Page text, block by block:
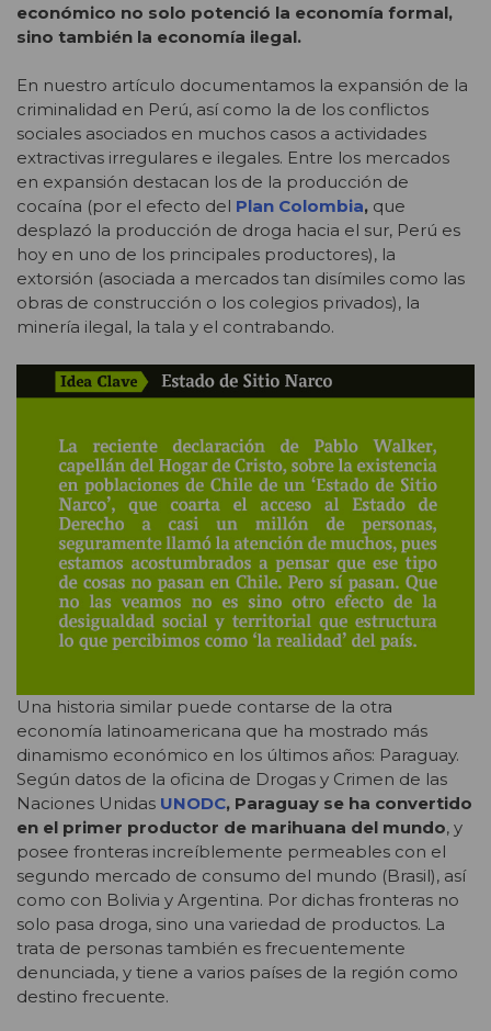
económico no solo potenció la economía formal,
sino también la economía ilegal.
En nuestro artículo documentamos la expansión de la
criminalidad en Perú, así como la de los conflictos
sociales asociados en muchos casos a actividades
extractivas irregulares e ilegales. Entre los mercados
en expansión destacan los de la producción de
cocaína (por el efecto del Plan Colombia, que
desplazó la producción de droga hacia el sur, Perú es
hoy en uno de los principales productores), la
extorsión (asociada a mercados tan disímiles como las
obras de construcción o los colegios privados), la
minería ilegal, la tala y el contrabando.
Una historia similar puede contarse de la otra
economía latinoamericana que ha mostrado más
dinamismo económico en los últimos años: Paraguay.
Según datos de la oficina de Drogas y Crimen de las
Naciones Unidas UNODC, Paraguay se ha convertido
en el primer productor de marihuana del mundo, y
posee fronteras increíblemente permeables con el
segundo mercado de consumo del mundo (Brasil), así
como con Bolivia y Argentina. Por dichas fronteras no
solo pasa droga, sino una variedad de productos. La
trata de personas también es frecuentemente
denunciada, y tiene a varios países de la región como
destino frecuente.